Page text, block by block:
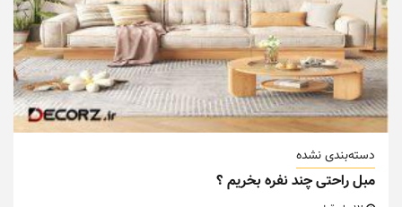
دسته‌بندی نشده
مبل راحتی چند نفره بخریم ؟